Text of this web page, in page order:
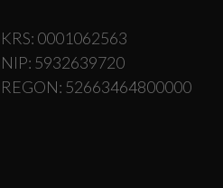
KRS: 0001062563
NIP: 5932639720
REGON: 52663464800000